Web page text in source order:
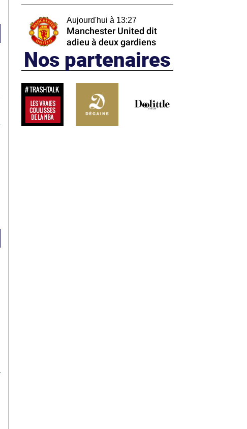
Aujourd'hui à 13:27
Manchester United dit
adieu à deux gardiens
Nos partenaires